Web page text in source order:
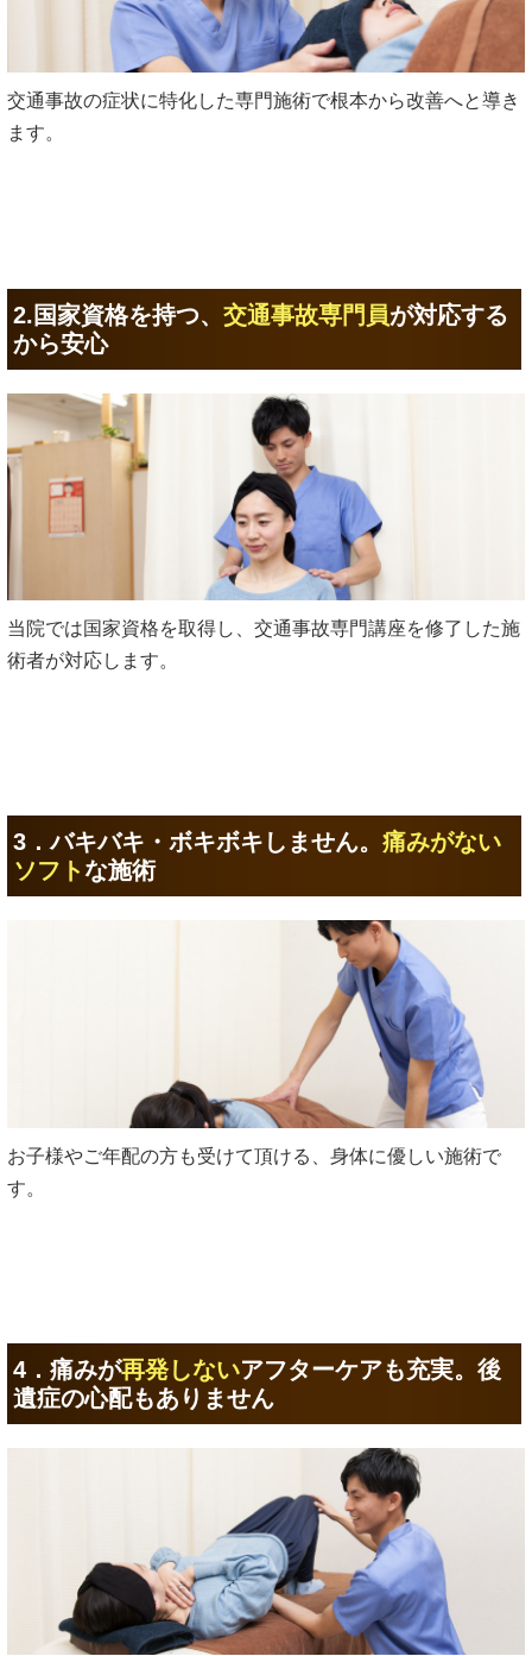
交通事故の症状に特化した専門施術で根本から改善へと導き
ます。
2.国家資格を持つ、 交通事故専門員が対応する
から安心
当院では国家資格を取得し、交通事故専門講座を修了した施
術者が対応します。
3．バキバキ・ボキボキしません。 痛みがない
ソフトな施術
お子様やご年配の方も受けて頂ける、身体に優しい施術で
す。
4．痛みが再発しないアフターケアも充実。後
遺症の心配もありません